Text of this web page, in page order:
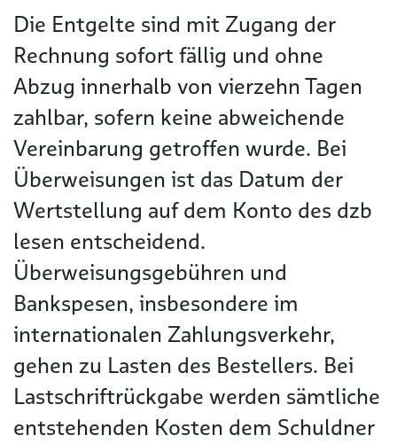
Die Entgelte sind mit Zugang der
Rechnung sofort fällig und ohne
Abzug innerhalb von vierzehn Tagen
zahlbar, sofern keine abweichende
Vereinbarung getroffen wurde. Bei
Überweisungen ist das Datum der
Wertstellung auf dem Konto des dzb
lesen entscheidend.
Überweisungsgebühren und
Bankspesen, insbesondere im
internationalen Zahlungsverkehr,
gehen zu Lasten des Bestellers. Bei
Lastschriftrückgabe werden sämtliche
entstehenden Kosten dem Schuldner